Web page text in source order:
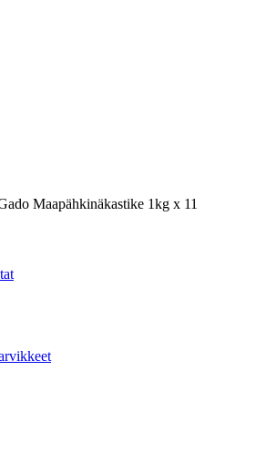
Maapähkinäkastike 1kg x 11